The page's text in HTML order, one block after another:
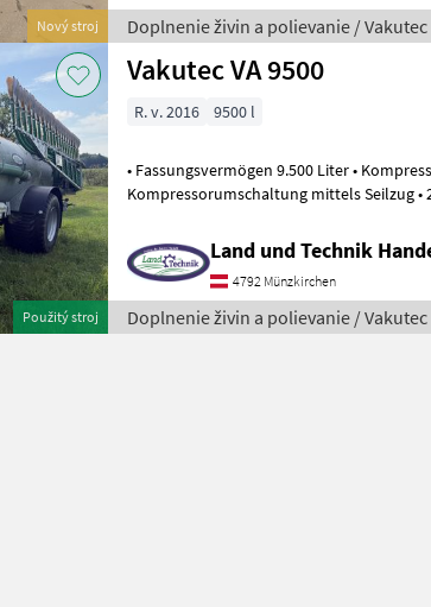
Nový stroj Doplnenie živin a polievanie / Vakutec
Použitý stroj
Vakutec VA 9500
R. v. 2016 9500 l
• Fassungsvermögen 9.500 Liter • Kompressor 8.000 l/min •
Kompressorumschaltung mittels Seilzug •
Land und Technik
4792 Münzkirchen
Doplnenie živin a polievanie / Vakutec